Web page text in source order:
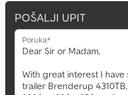
POŠALJI UPIT
Poruka*